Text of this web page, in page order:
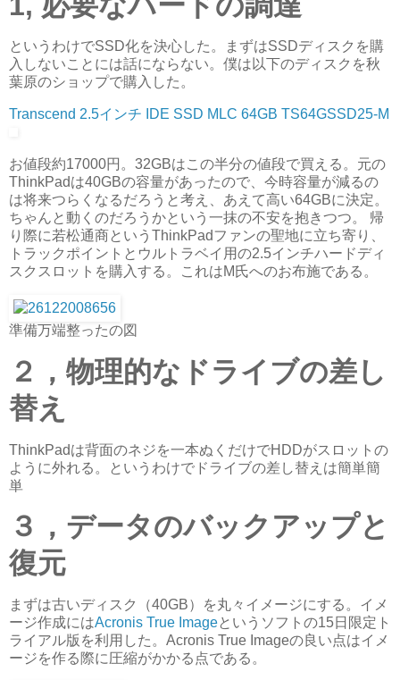
というわけでSSD化を決心した。まずはSSDディスクを購
入しないことには話にならない。僕は以下のディスクを秋
葉原のショップで購入した。
Transcend 2.5インチ IDE SSD MLC 64GB TS64GSSD25-M
お値段約17000円。32GBはこの半分の値段で買える。元の
ThinkPadは40GBの容量があったので、今時容量が減るの
は将来つらくなるだろうと考え、あえて高い64GBに決定。
ちゃんと動くのだろうかという一抹の不安を抱きつつ。 帰
り際に若松通商というThinkPadファンの聖地に立ち寄り、
トラックポイントとウルトラベイ用の2.5インチハードディ
スクスロットを購入する。これはM氏へのお布施である。
準備万端整ったの図
２，物理的なドライブの差し
替え
ThinkPadは背面のネジを一本ぬくだけでHDDがスロットの
ように外れる。というわけでドライブの差し替えは簡単簡
単
３，データのバックアップと
復元
まずは古いディスク（40GB）を丸々イメージにする。イメ
ージ作成にはAcronis True Imageというソフトの15日限定ト
ライアル版を利用した。Acronis True Imageの良い点はイメ
ージを作る際に圧縮がかかる点である。